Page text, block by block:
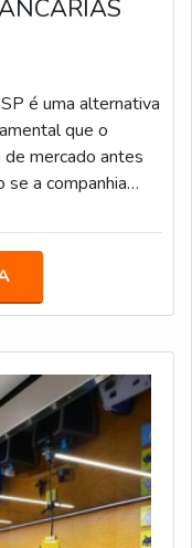
é uma alternativa
que o
mercado antes
se a companhia
para
de crédito, pois as